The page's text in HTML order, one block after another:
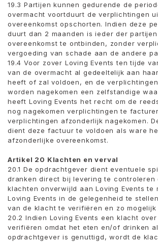
19.3 Partijen kunnen gedurende de
overmacht voortduurt de verplichtingen
overeenkomst opschorten. Indien deze
duurt dan 2 maanden is ieder der
overeenkomst te ontbinden, zonder
vergoeding van schade aan de andere
19.4 Voor zover Loving Events ten tijde
van de overmacht al gedeeltelijk aan
heeft of zal voldoen, en de
worden nagekomen een zelfstandige
heeft Loving Events het recht om de
nog nagekomen verplichtingen te
verplichtingen afzonderlijk nagekomen.
dient deze factuur te voldoen als ware
afzonderlijke overeenkomst.
Artikel 20 Klachten en verval
20.1 De opdrachtgever dient eventuele
dranken direct bij levering te controleren
klachten onverwijld aan Loving Events te
Loving Events in de gelegenheid te
van de klacht te verifiëren en zo mogelijk
20.2 Indien Loving Events een klacht
verifiëren omdat het eten en/of drinken
opdrachtgever is genuttigd, wordt de